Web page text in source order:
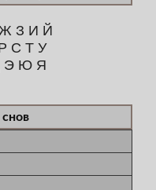
Ж З И Й
С Т У
Э Ю Я